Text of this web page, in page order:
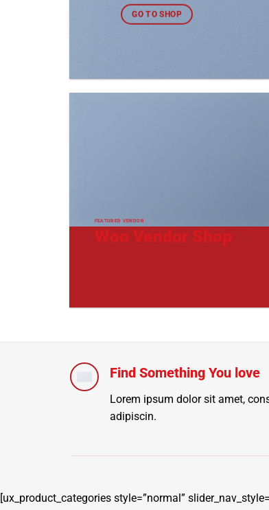
GO TO SHOP
FEATURED VENDOR
Woo Vendor Shop
Find Something You love
Lorem ipsum dolor sit amet,
adipiscin.
[ux_product_categories style=”normal”